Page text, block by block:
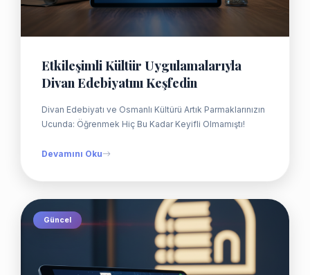
Etkileşimli Kültür Uygulamalarıyla
Divan Edebiyatını Keşfedin
Divan Edebiyatı ve Osmanlı Kültürü Artık Parmaklarınızın
Ucunda: Öğrenmek Hiç Bu Kadar Keyifli Olmamıştı!
Devamını Oku
Güncel